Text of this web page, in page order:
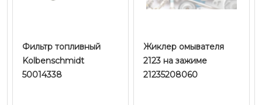
Фильтр топливный
Kolbenschmidt
50014338
Жиклер омывателя
2123 на зажиме
21235208060